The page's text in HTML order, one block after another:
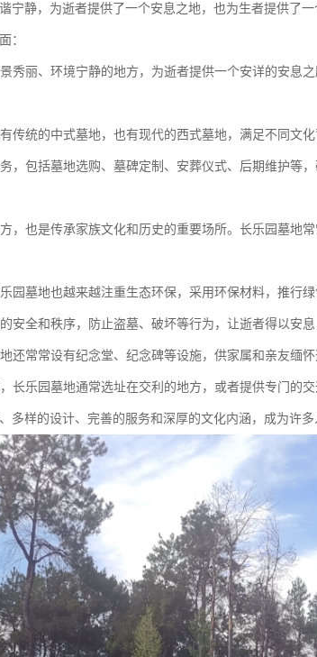
宁静，为逝者提供了一个安息之地，也为生者提供了一
：
秀丽、环境宁静的地方，为逝者提供一个安详的安息
传统的中式墓地，也有现代的西式墓地，满足不同文化
，包括墓地选购、墓碑定制、安葬仪式、后期维护等
，也是传承家族文化和历史的重要场所。长乐园墓地
园墓地也越来越注重生态环保，采用环保材料，推行绿
安全和秩序，防止盗墓、破坏等行为，让逝者得以安息
还常常设有纪念堂、纪念碑等设施，供家属和亲友缅怀
长乐园墓地通常选址在交利的地方，或者提供专门的交
多样的设计、完善的服务和深厚的文化内涵，成为许多